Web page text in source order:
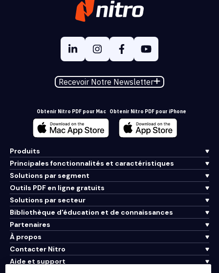
Recevoir Notre Newsletter
Obtenir Nitro PDF pour Mac Obtenir Nitro PDF pour iPhone
Produits
Principales fonctionnalités et caractéristiques
Solutions par segment
Outils PDF en ligne gratuits
Solutions par secteur
Bibliothèque d'éducation et de connaissances
Partenaires
À propos
Contacter Nitro
Aide et support